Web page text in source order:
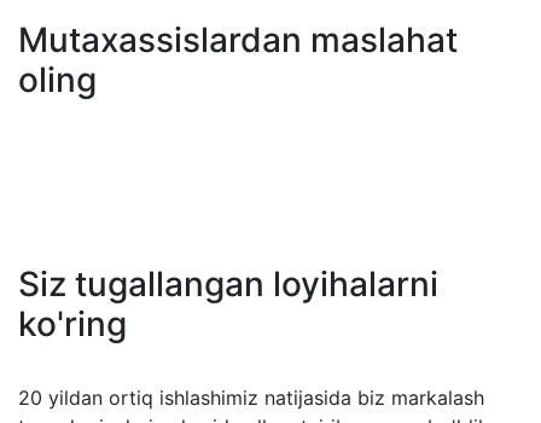
Mutaxassislardan maslahat
oling
Siz tugallangan loyihalarni
ko'ring
20 yildan ortiq ishlashimiz natijasida biz markalash